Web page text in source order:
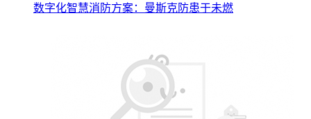
数字化智慧消防方案：曼斯克防患于未燃